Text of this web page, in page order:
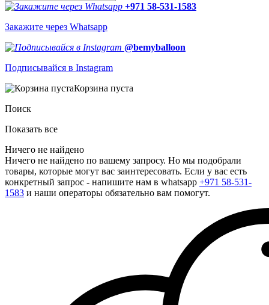
+971 58-531-1583
Закажите через Whatsapp
@bemyballoon
Подписывайся в Instagram
Корзина пуста
Поиск
Показать все
Ничего не найдено
Ничего не найдено по вашему запросу. Но мы подобрали
товары, которые могут вас заинтересовать. Если у вас есть
конкретный запрос - напишите нам в whatsapp +971 58-531-
1583 и наши операторы обязательно вам помогут.